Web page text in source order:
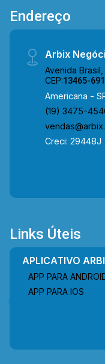
Gonçalves Dias
conta com a
Restaurante
Welcome
Menos e o
a equipe da
visita!!
ARBIX
Endereço
Arbix
Avenida
CEP:13465-691
Americana -
(19) 3475-
Creci: 29448J
Links Úteis
APLICATIVO
APP PARA
APP PARA IOS